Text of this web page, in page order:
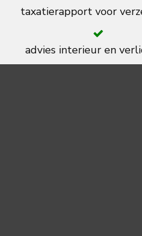
taxatierapport voor
advies interieur en